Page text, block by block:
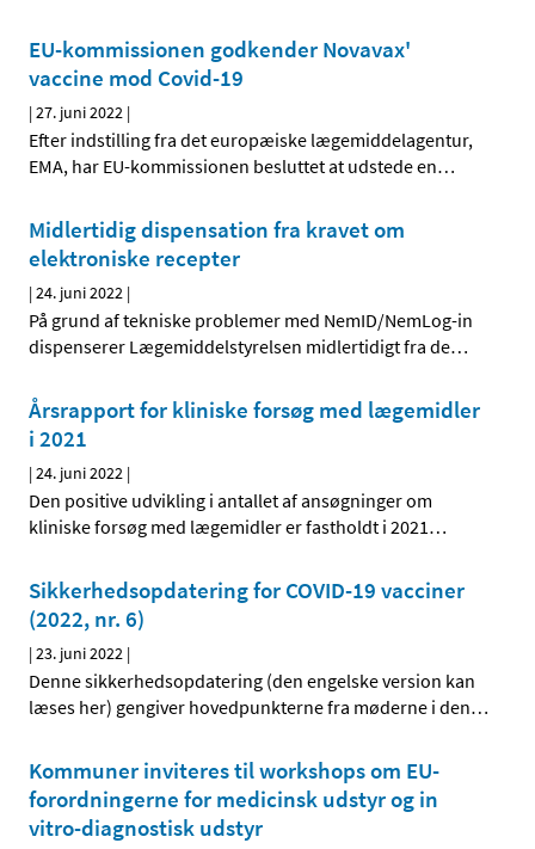
EU-kommissionen godkender Novavax'
vaccine mod Covid-19
|27. juni 2022 |
Efter indstilling fra det europæiske lægemiddelagentur,
EMA, har EU-kommissionen besluttet at udstede en…
Midlertidig dispensation fra kravet om
elektroniske recepter
|24. juni 2022 |
På grund af tekniske problemer med NemID/NemLog-in
dispenserer Lægemiddelstyrelsen midlertidigt fra de…
Årsrapport for kliniske forsøg med lægemidler
i 2021
|24. juni 2022 |
Den positive udvikling i antallet af ansøgninger om
kliniske forsøg med lægemidler er fastholdt i 2021…
Sikkerhedsopdatering for COVID-19 vacciner
(2022, nr. 6)
|23. juni 2022 |
Denne sikkerhedsopdatering (den engelske version kan
læses her) gengiver hovedpunkterne fra møderne i den…
Kommuner inviteres til workshops om EU-
forordningerne for medicinsk udstyr og in
vitro-diagnostisk udstyr